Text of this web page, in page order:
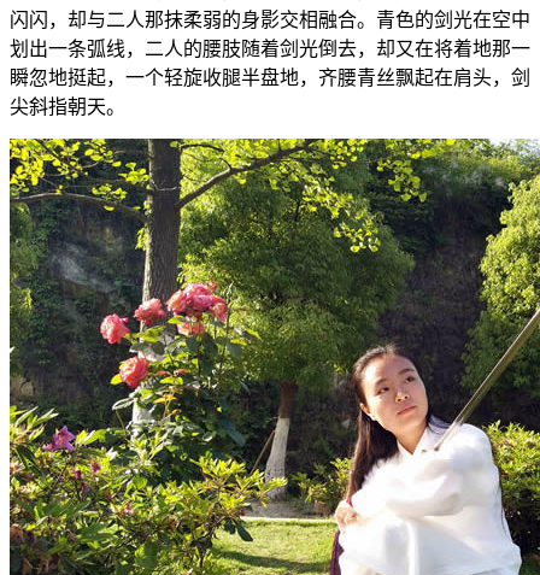
闪闪，却与二人那抹柔弱的身影交相融合。青色的剑光在空中
划出一条弧线，二人的腰肢随着剑光倒去，却又在将着地那一
瞬忽地挺起，一个轻旋收腿半盘地，齐腰青丝飘起在肩头，剑
尖斜指朝天。